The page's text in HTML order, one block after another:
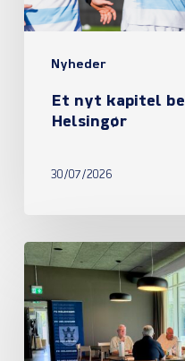
Nyheder
Et nyt kapitel
Helsingør
30/07/2026
Referat
fra
ordinær
generalforsamling